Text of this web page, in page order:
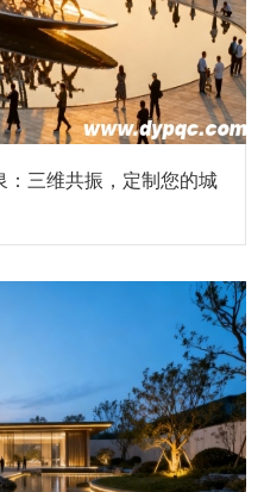
：三维共振，定制您的城